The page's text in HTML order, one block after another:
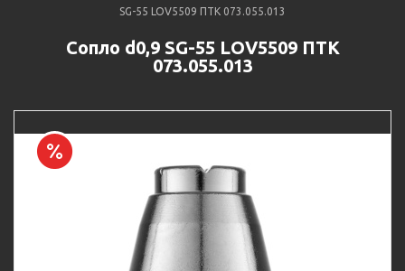
SG-55 LOV5509 ПТК 073.055.013
Сопло d0,9 SG-55 LOV5509 ПТК
073.055.013